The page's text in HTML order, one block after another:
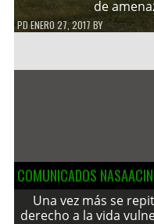
de
PDENERO 27, 2017 BY
COMUNICADOS NASAACIN
Una vez más se
derecho a la vida